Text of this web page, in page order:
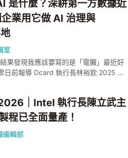
是什麼？深耕第一方數據近
業用它做 AI 治理與
室
果發現我應該要寫的是「電獺」最近好
日前報導 Dcard 執行長林裕欽 2025 年
台灣早有公司解題出了名——那即是電
AI。 究竟，企業 AI 與數據治理是一個充
｜Intel 執行長陳立武主
程已全面量產！
編輯部